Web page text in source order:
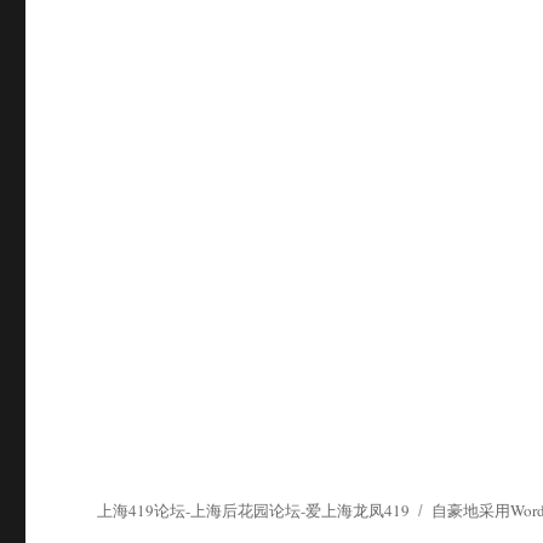
上海419论坛-上海后花园论坛-爱上海龙凤419 自豪地采用